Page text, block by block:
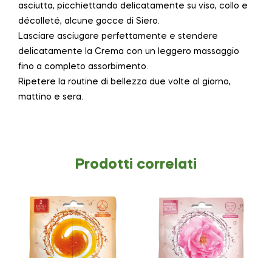
asciutta, picchiettando delicatamente su viso, collo e
décolleté, alcune gocce di Siero.
Lasciare asciugare perfettamente e stendere
delicatamente la Crema con un leggero massaggio
fino a completo assorbimento.
Ripetere la routine di bellezza due volte al giorno,
mattino e sera.
Prodotti correlati